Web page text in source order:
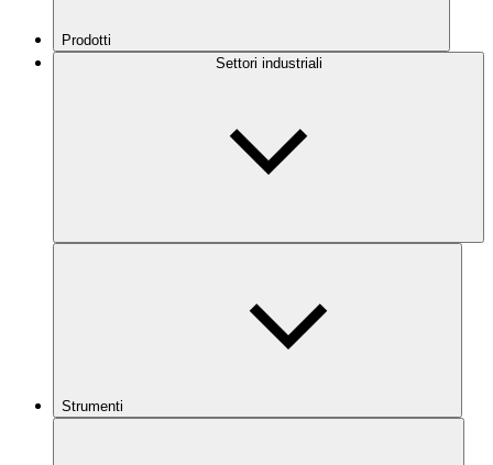
Prodotti
Settori industriali
Strumenti